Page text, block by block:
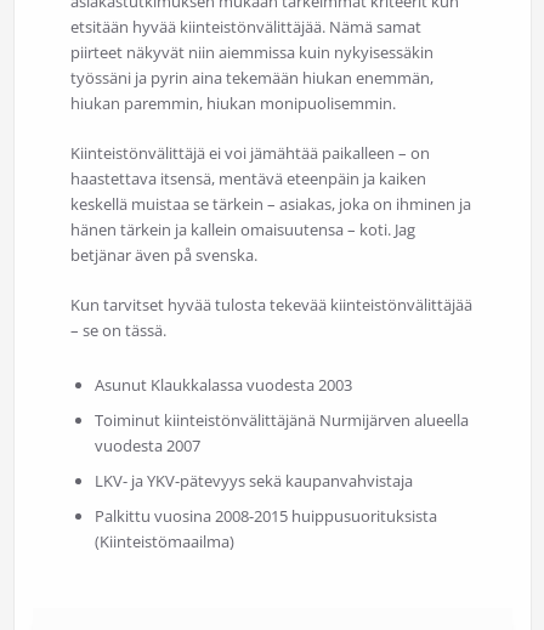
etsitään hyvää kiinteistönvälittäjää. Nämä samat
piirteet näkyvät niin aiemmissa kuin nykyisessäkin
työssäni ja pyrin aina tekemään hiukan enemmän,
hiukan paremmin, hiukan monipuolisemmin.
Kiinteistönvälittäjä ei voi jämähtää paikalleen – on
haastettava itsensä, mentävä eteenpäin ja kaiken
keskellä muistaa se tärkein – asiakas, joka on ihminen ja
hänen tärkein ja kallein omaisuutensa – koti. Jag
betjänar även på svenska.
Kun tarvitset hyvää tulosta tekevää kiinteistönvälittäjää
– se on tässä.
Asunut Klaukkalassa vuodesta 2003
Toiminut kiinteistönvälittäjänä Nurmijärven alueella
vuodesta 2007
LKV- ja YKV-pätevyys sekä kaupanvahvistaja
Palkittu vuosina 2008-2015 huippusuorituksista
(Kiinteistömaailma)